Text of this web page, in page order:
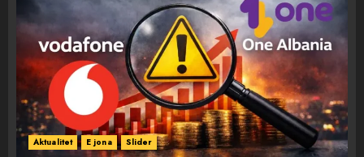
Aktualitet E jona Slider